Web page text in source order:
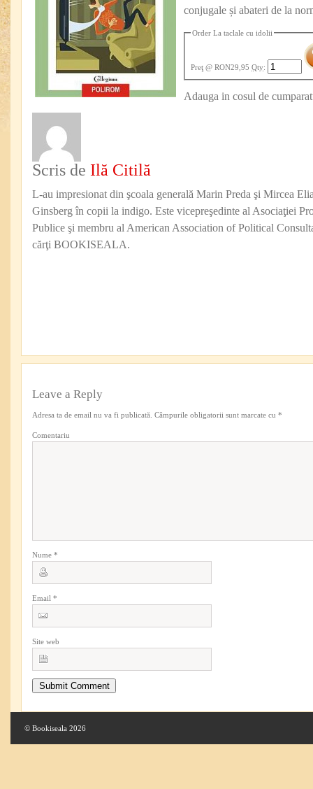
conjugale și abateri de la
Order La taclale cu idolii
Preţ@ RON29,95 Qty:
Adauga in cosul de
Scris de Ilă Citilă
L-au impresionat din şcoala generală Marin Preda şi Mircea
Ginsberg în copii la indigo. Este vicepreşedinte al Asociaţiei
Publice şi membru al American Association of Political
cărţi BOOKISEALA.
Leave a Reply
Adresa ta de email nu va fi publicată. Câmpurile obligatorii sunt marcate cu *
Comentariu
Nume *
Email *
Site web
© Bookiseala 2026